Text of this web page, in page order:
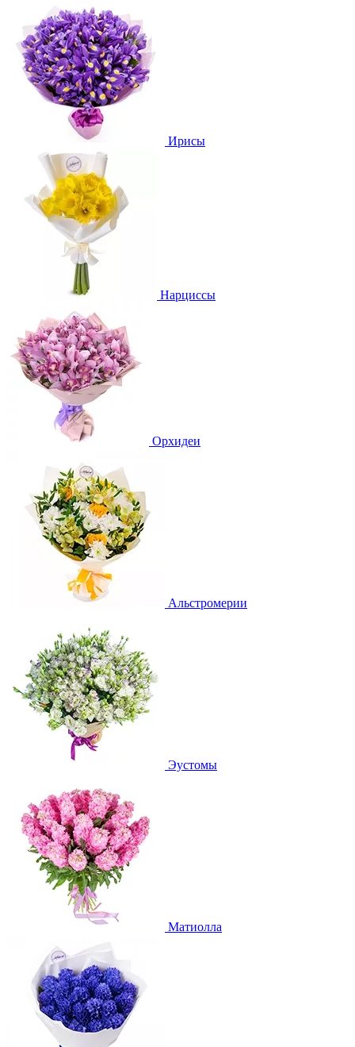
Ирисы
Нарциссы
Орхидеи
Альстромерии
Эустомы
Матиолла